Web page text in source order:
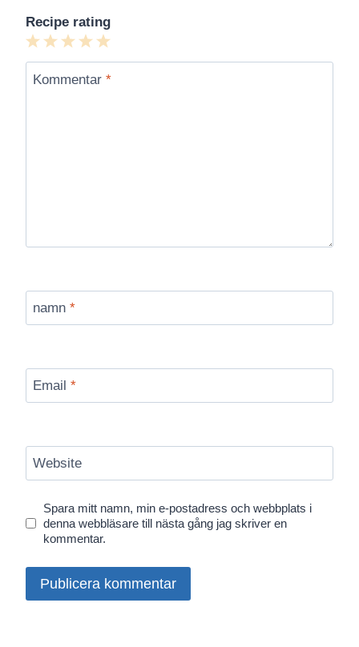
Recipe rating
5
Stars
4
Stars
3
Stars
2
Stars
1
Star
Kommentar *
namn *
Email *
Website
Spara mitt namn, min e-postadress och webbplats i
denna webbläsare till nästa gång jag skriver en
kommentar.